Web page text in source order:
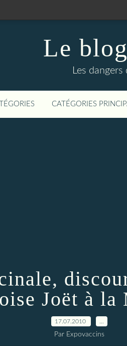
Le
Les
CATÉGORIES
Joët à la
17.07.2010
Par Expovaccins